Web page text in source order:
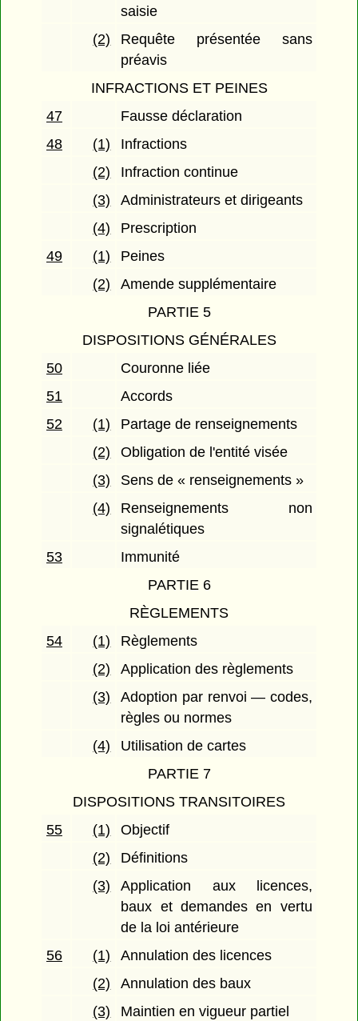
saisie
(2)
Requête présentée sans
préavis
INFRACTIONS ET PEINES
47
Fausse déclaration
48
(1)
Infractions
(2)
Infraction continue
(3)
Administrateurs et dirigeants
(4)
Prescription
49
(1)
Peines
(2)
Amende supplémentaire
PARTIE 5
DISPOSITIONS GÉNÉRALES
50
Couronne liée
51
Accords
52
(1)
Partage de renseignements
(2)
Obligation de l'entité visée
(3)
Sens de « renseignements »
(4)
Renseignements non
signalétiques
53
Immunité
PARTIE 6
RÈGLEMENTS
54
(1)
Règlements
(2)
Application des règlements
(3)
Adoption par renvoi — codes,
règles ou normes
(4)
Utilisation de cartes
PARTIE 7
DISPOSITIONS TRANSITOIRES
55
(1)
Objectif
(2)
Définitions
(3)
Application aux licences,
baux et demandes en vertu
de la loi antérieure
56
(1)
Annulation des licences
(2)
Annulation des baux
(3)
Maintien en vigueur partiel